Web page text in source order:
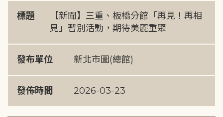
標題
【新聞】三重、板橋分館「再見！再相
見」暫別活動，期待美麗重聚
發布單位 新北市圖(總館)
發佈時間 2026-03-23